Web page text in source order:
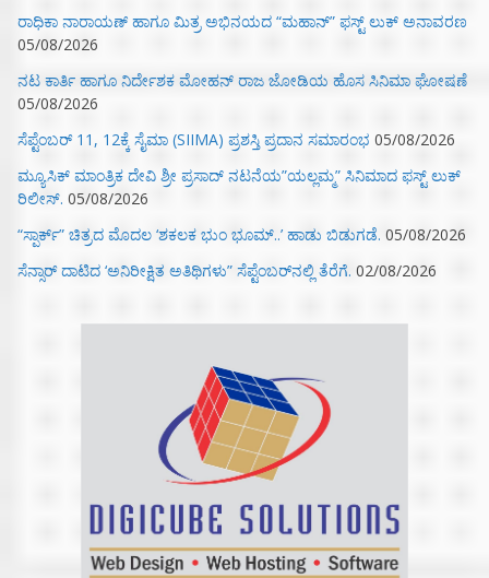
ರಾಧಿಕಾ ನಾರಾಯಣ್ ಹಾಗೂ ಮಿತ್ರ ಅಭಿನಯದ “ಮಹಾನ್” ಫಸ್ಟ್ ಲುಕ್ ಅನಾವರಣ
05/08/2026
ನಟ ಕಾರ್ತಿ ಹಾಗೂ ನಿರ್ದೇಶಕ ಮೋಹನ್ ರಾಜ ಜೋಡಿಯ ಹೊಸ ಸಿನಿಮಾ ಘೋಷಣೆ
05/08/2026
ಸೆಪ್ಟೆಂಬರ್ 11, 12ಕ್ಕೆ ಸೈಮಾ (SIIMA) ಪ್ರಶಸ್ತಿ ಪ್ರದಾನ ಸಮಾರಂಭ 05/08/2026
ಮ್ಯೂಸಿಕ್‌ ಮಾಂತ್ರಿಕ ದೇವಿ ಶ್ರೀ ಪ್ರಸಾದ್ ನಟನೆಯ”ಯಲ್ಲಮ್ಮ” ಸಿನಿಮಾದ ಫಸ್ಟ್‌ ಲುಕ್‌
ರಿಲೀಸ್. 05/08/2026
“ಸ್ಪಾರ್ಕ್” ಚಿತ್ರದ ಮೊದಲ‌ ‘ಶಕಲಕ ಭುಂ‌ ಭೂಮ್..’ ಹಾಡು ಬಿಡುಗಡೆ. 05/08/2026
ಸೆನ್ಸಾರ್ ದಾಟಿದ ‘ಅನಿರೀಕ್ಷಿತ ಅತಿಥಿಗಳು” ಸೆಪ್ಟೆಂಬರ್‌ನಲ್ಲಿ ತೆರೆಗೆ. 02/08/2026